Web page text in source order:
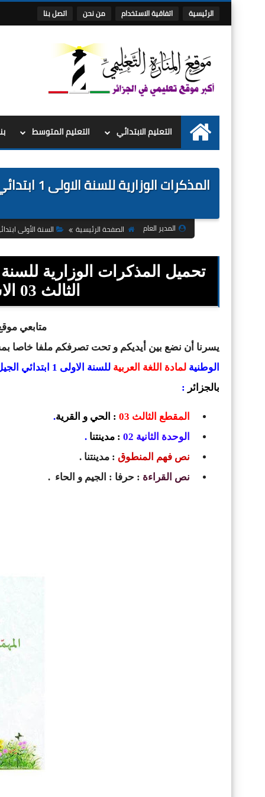
الرئيسية اتفاقية الاستخدام من نحن اتصل بنا
الرئيسية
التعليم الابتدائي التعليم المتوسط
المدير العام الصفحة الرئيسية السنة الأولى
الثالث 03 الاسبوع الثاني 02 مدينتنا
متابعي
يسرنا أن نضع بين أيديكم و تحت تصرفكم ملفا خاصا
الوطنية لمادة اللغة العربية للسنة الاولى 1 ابتدائي الجيل الثاني ،
بالجزائر :
المقطع الثالث 03 : الحي و القرية.
الوحدة الثانية 02
: مدينتنا .
نص فهم المنطوق : مدينتنا .
نص القراءة : حرفا : الجيم و الحاء .